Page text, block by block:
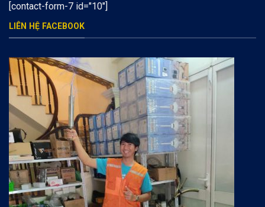
[contact-form-7 id="10"]
LIÊN HỆ FACEBOOK